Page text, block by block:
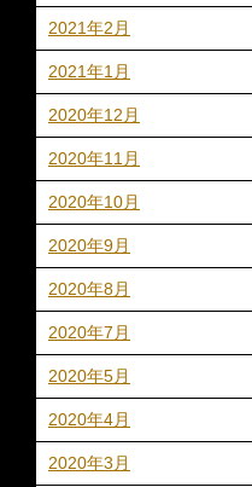
2021年2月
2021年1月
2020年12月
2020年11月
2020年10月
2020年9月
2020年8月
2020年7月
2020年5月
2020年4月
2020年3月